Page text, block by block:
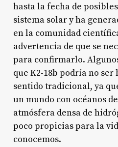
hasta la fecha de
sistema solar y ha
en la comunidad
advertencia de que se
para confirmarlo.
que K2-18b podría no
sentido tradicional, ya
un mundo con océanos
atmósfera densa de
poco propicias para la
conocemos.